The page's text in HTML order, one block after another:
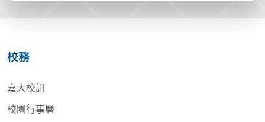
校務
嘉大校訊
校園行事曆